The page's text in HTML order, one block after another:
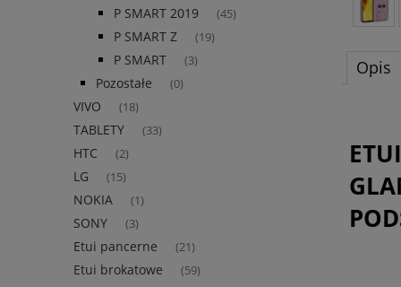
P SMART 2019 (45)
P SMART Z (19)
P SMART (3)
Pozostałe (0)
VIVO (18)
TABLETY (33)
HTC (2)
LG (15)
NOKIA (1)
SONY (3)
Etui pancerne (21)
Etui brokatowe (59)
Opis